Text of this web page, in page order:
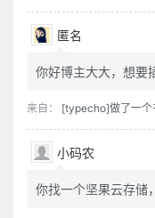
匿名
你好博主大大，想要
来自： [typecho]做了一个
小码农
你找一个坚果云存储